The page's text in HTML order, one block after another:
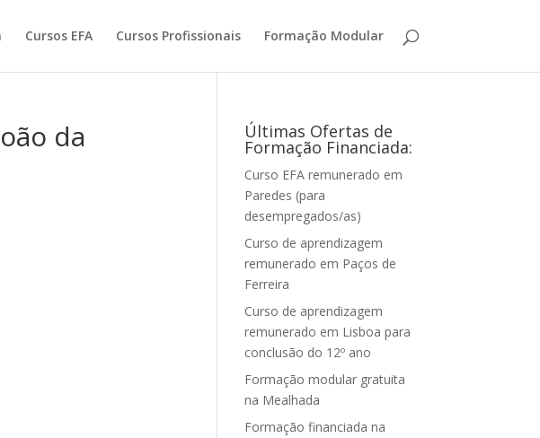
Cursos EFA Cursos Profissionais Formação Modular
da Últimas Ofertas de
Formação Financiada:
Curso EFA remunerado em
Paredes (para
desempregados/as)
Curso de aprendizagem
remunerado em Paços de
Ferreira
Curso de aprendizagem
remunerado em Lisboa para
conclusão do 12º ano
Formação modular gratuita
na Mealhada
Formação financiada na